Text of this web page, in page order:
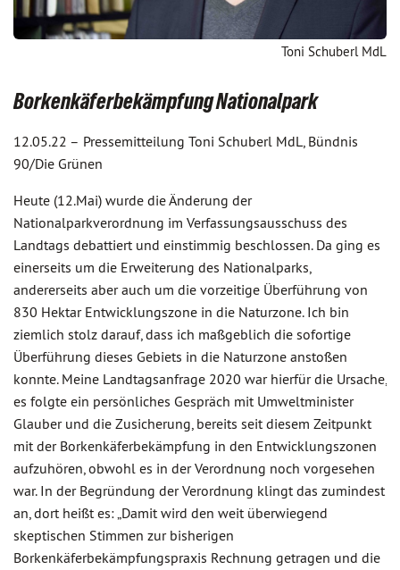
Toni Schuberl MdL
Borkenkäferbekämpfung Nationalpark
12.05.22 – Pressemitteilung Toni Schuberl MdL, Bündnis
90/Die Grünen
Heute (12.Mai) wurde die Änderung der
Nationalparkverordnung im Verfassungsausschuss des
Landtags debattiert und einstimmig beschlossen. Da ging es
einerseits um die Erweiterung des Nationalparks,
andererseits aber auch um die vorzeitige Überführung von
830 Hektar Entwicklungszone in die Naturzone. Ich bin
ziemlich stolz darauf, dass ich maßgeblich die sofortige
Überführung dieses Gebiets in die Naturzone anstoßen
konnte. Meine Landtagsanfrage 2020 war hierfür die Ursache,
es folgte ein persönliches Gespräch mit Umweltminister
Glauber und die Zusicherung, bereits seit diesem Zeitpunkt
mit der Borkenkäferbekämpfung in den Entwicklungszonen
aufzuhören, obwohl es in der Verordnung noch vorgesehen
war. In der Begründung der Verordnung klingt das zumindest
an, dort heißt es: „Damit wird den weit überwiegend
skeptischen Stimmen zur bisherigen
Borkenkäferbekämpfungspraxis Rechnung getragen und die